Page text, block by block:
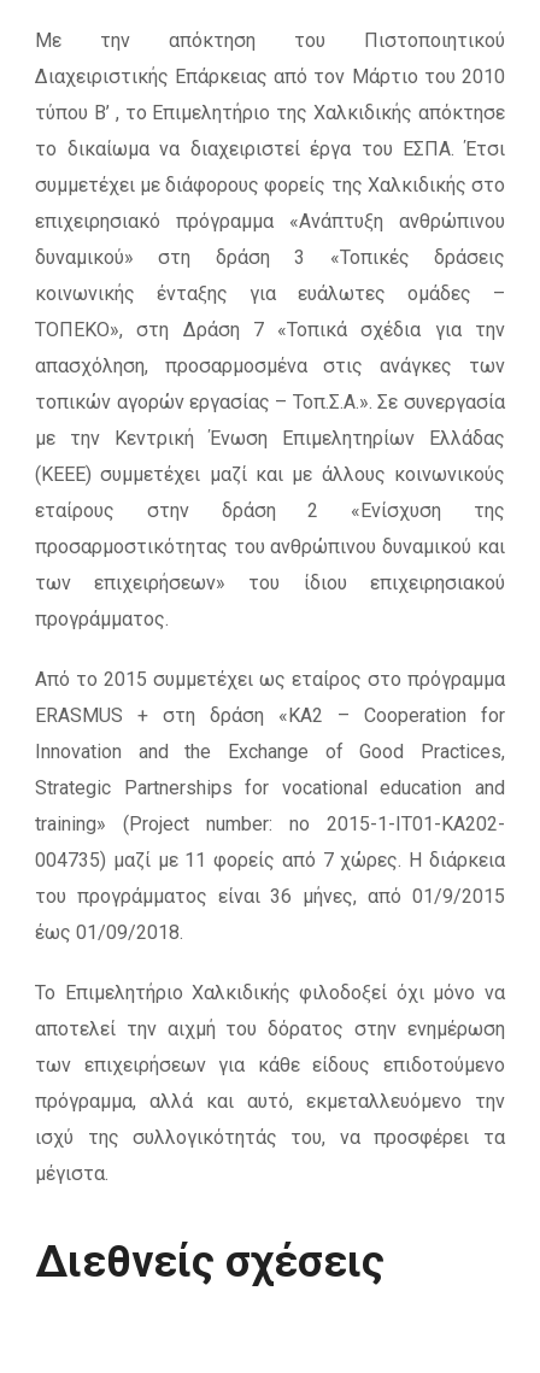
Με την απόκτηση του Πιστοποιητικού
Διαχειριστικής Επάρκειας από τον Μάρτιο του 2010
τύπου Β’ , το Επιμελητήριο της Χαλκιδικής απόκτησε
το δικαίωμα να διαχειριστεί έργα του ΕΣΠΑ. Έτσι
συμμετέχει με διάφορους φορείς της Χαλκιδικής στο
επιχειρησιακό πρόγραμμα «Ανάπτυξη ανθρώπινου
δυναμικού» στη δράση 3 «Τοπικές δράσεις
κοινωνικής ένταξης για ευάλωτες ομάδες –
ΤΟΠΕΚΟ», στη Δράση 7 «Τοπικά σχέδια για την
απασχόληση, προσαρμοσμένα στις ανάγκες των
τοπικών αγορών εργασίας – Τοπ.Σ.Α.». Σε συνεργασία
με την Κεντρική Ένωση Επιμελητηρίων Ελλάδας
(ΚΕΕΕ) συμμετέχει μαζί και με άλλους κοινωνικούς
εταίρους στην δράση 2 «Ενίσχυση της
προσαρμοστικότητας του ανθρώπινου δυναμικού και
των επιχειρήσεων» του ίδιου επιχειρησιακού
προγράμματος.
Από το 2015 συμμετέχει ως εταίρος στο πρόγραμμα
ERASMUS + στη δράση «ΚΑ2 – Cooperation for
Innovation and the Exchange of Good Practices,
Strategic Partnerships for vocational education and
training» (Project number: no 2015-1-IT01-KA202-
004735) μαζί με 11 φορείς από 7 χώρες. Η διάρκεια
του προγράμματος είναι 36 μήνες, από 01/9/2015
έως 01/09/2018.
Το Επιμελητήριο Χαλκιδικής φιλοδοξεί όχι μόνο να
αποτελεί την αιχμή του δόρατος στην ενημέρωση
των επιχειρήσεων για κάθε είδους επιδοτούμενο
πρόγραμμα, αλλά και αυτό, εκμεταλλευόμενο την
ισχύ της συλλογικότητάς του, να προσφέρει τα
μέγιστα.
Διεθνείς σχέσεις